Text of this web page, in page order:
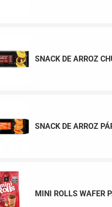
SNACK DE ARROZ
SNACK DE ARROZ
MINI ROLLS WAFER